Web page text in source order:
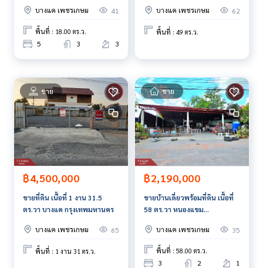
ทนอสังหาริมทรัพย์ครบวงจร ด้วยความเป็นมืออาชีพ ใช้เทคโนโล
ยี และ นวัตกรรมที่สร้างสรรค์ เพื่อส่งมอบบริการที่ดีที่สุดเพื่อคุณ ใ
บางแค เพชรเกษม
41
พื้นที่ : 18.00 ตร.ว.
5 3 3
บางแค เพชรเกษม 62
พื้นที่ : 49 ตร.ว.
ขาย
฿4,500,000
ขายที่ดิน เนื้อที่ 1 งาน 31.5
ตร.วา บางแค กรุงเทพมหานคร
บางแค เพชรเกษม 65
พื้นที่ : 1 งาน 31 ตร.ว.
ขาย
฿2,190,000
ขายบ้านเดี่ยวพร้อมที่ดิน เนื้อที่
58 ตร.วา หนองแขม
บางแค เพชรเกษม
35
พื้นที่ : 58.00 ตร.ว.
3 2 1